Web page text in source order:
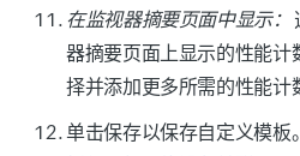
询器。
如果选择IP 地址
在监视器摘要页面中显示：
器摘要页面上显示的性能计
择并添加更多所需的性能计
单击保存以保存自定义模板